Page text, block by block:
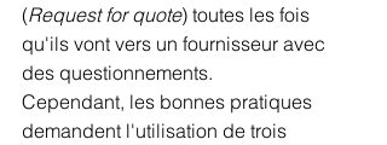
(Request for quote) toutes les fois
qu'ils vont vers un fournisseur avec
des questionnements.
Cependant, les bonnes pratiques
demandent l'utilisation de trois